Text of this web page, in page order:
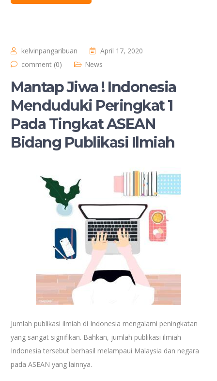
kelvinpangaribuan
April 17, 2020
comment (0)
News
Mantap Jiwa ! Indonesia
Menduduki Peringkat 1
Pada Tingkat ASEAN
Bidang Publikasi Ilmiah
Jumlah publikasi ilmiah di Indonesia mengalami peningkatan
yang sangat signifikan. Bahkan, jumlah publikasi ilmiah
Indonesia tersebut berhasil melampaui Malaysia dan negara
pada ASEAN yang lainnya.